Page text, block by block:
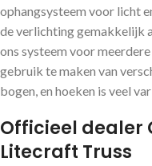
ophangsysteem voor licht
de verlichting gemakkelijk
ons systeem voor
gebruik te maken van
bogen, en hoeken is veel
Officieel dealer
Litecraft Truss